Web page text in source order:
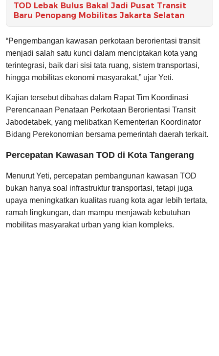
TOD Lebak Bulus Bakal Jadi Pusat Transit
Baru Penopang Mobilitas Jakarta Selatan
“Pengembangan kawasan perkotaan berorientasi transit
menjadi salah satu kunci dalam menciptakan kota yang
terintegrasi, baik dari sisi tata ruang, sistem transportasi,
hingga mobilitas ekonomi masyarakat,” ujar Yeti.
Kajian tersebut dibahas dalam Rapat Tim Koordinasi
Perencanaan Penataan Perkotaan Berorientasi Transit
Jabodetabek, yang melibatkan Kementerian Koordinator
Bidang Perekonomian bersama pemerintah daerah terkait.
Percepatan Kawasan TOD di Kota Tangerang
Menurut Yeti, percepatan pembangunan kawasan TOD
bukan hanya soal infrastruktur transportasi, tetapi juga
upaya meningkatkan kualitas ruang kota agar lebih tertata,
ramah lingkungan, dan mampu menjawab kebutuhan
mobilitas masyarakat urban yang kian kompleks.